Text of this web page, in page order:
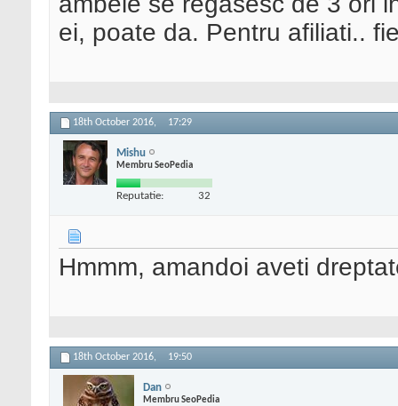
ei, poate da. Pentru afiliati..
18th October 2016, 17:29
Mishu
Membru SeoPedia
Reputatie: 32
Hmmm, amandoi aveti
18th October 2016, 19:50
Dan
Membru SeoPedia